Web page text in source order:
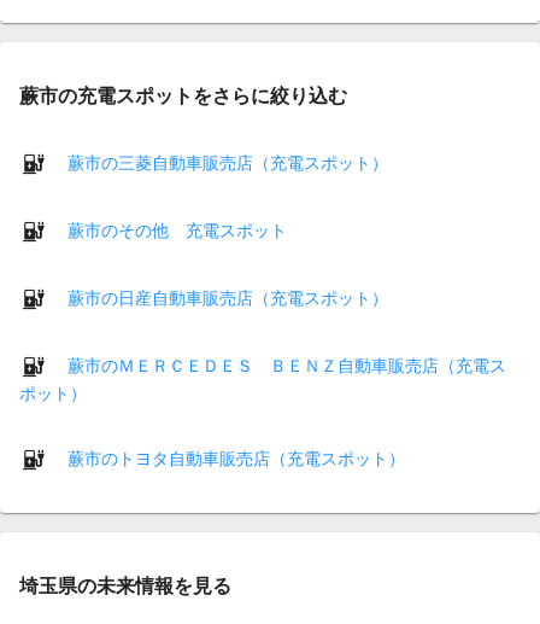
蕨市の充電スポットをさらに絞り込む
蕨市の三菱自動車販売店（充電スポット）
蕨市のその他 充電スポット
蕨市の日産自動車販売店（充電スポット）
蕨市のＭＥＲＣＥＤＥＳ ＢＥＮＺ自動車販売店（充電ス
ポット）
蕨市のトヨタ自動車販売店（充電スポット）
埼玉県の未来情報を見る